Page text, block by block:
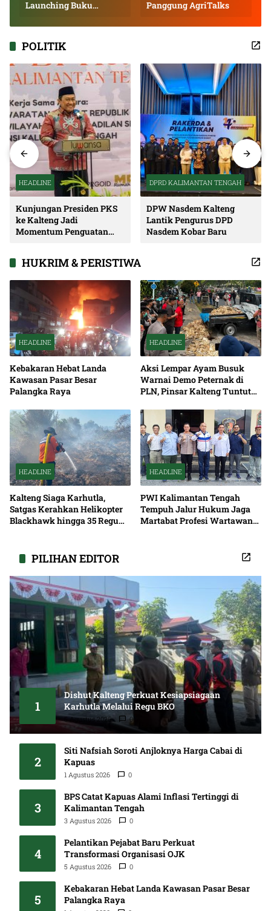
Launching Buku
Panggung AgriTalks
POLITIK
HEADLINE
Kunjungan Presiden PKS
ke Kalteng Jadi
Momentum Penguatan
DPRD KALIMANTAN TENGAH
DPW Nasdem Kalteng
Lantik Pengurus DPD
Nasdem Kobar Baru
HUKRIM & PERISTIWA
HEADLINE
Kebakaran Hebat Landa
Kawasan Pasar Besar
Palangka Raya
HEADLINE
Aksi Lempar Ayam Busuk
Warnai Demo Peternak di
PLN, Pinsar Kalteng Tuntut
HEADLINE
Kalteng Siaga Karhutla,
Satgas Kerahkan Helikopter
Blackhawk hingga 35 Regu
HEADLINE
PWI Kalimantan Tengah
Tempuh Jalur Hukum Jaga
Martabat Profesi Wartawan
PILIHAN EDITOR
1
Dishut Kalteng Perkuat Kesiapsiagaan
Karhutla Melalui Regu BKO
5 Agustus 2026 0
2
Siti Nafsiah Soroti Anjloknya Harga Cabai di
Kapuas
1 Agustus 2026 0
3
BPS Catat Kapuas Alami Inflasi Tertinggi di
Kalimantan Tengah
3 Agustus 2026 0
4
Pelantikan Pejabat Baru Perkuat
Transformasi Organisasi OJK
5 Agustus 2026 0
5
Kebakaran Hebat Landa Kawasan Pasar Besar
Palangka Raya